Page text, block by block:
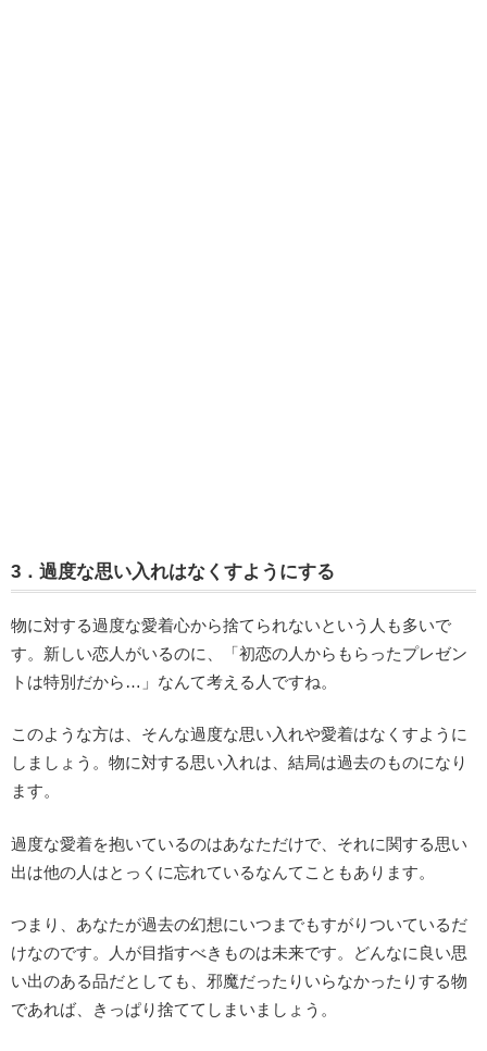
3．過度な思い入れはなくすようにする
物に対する過度な愛着心から捨てられないという人も多いで
す。新しい恋人がいるのに、「初恋の人からもらったプレゼン
トは特別だから…」なんて考える人ですね。
このような方は、そんな過度な思い入れや愛着はなくすように
しましょう。物に対する思い入れは、結局は過去のものになり
ます。
過度な愛着を抱いているのはあなただけで、それに関する思い
出は他の人はとっくに忘れているなんてこともあります。
つまり、あなたが過去の幻想にいつまでもすがりついているだ
けなのです。人が目指すべきものは未来です。どんなに良い思
い出のある品だとしても、邪魔だったりいらなかったりする物
であれば、きっぱり捨ててしまいましょう。